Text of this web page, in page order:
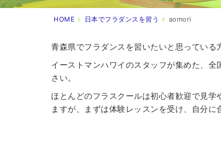
HOME 日本でフラダンスを習う aomori
青森県でフラダンスを習いたいと思っている
イーストマンハワイのスタッフが集めた、
さい。
ほとんどのフラスクールは初心者歓迎で見
ますが、まずは体験レッスンを受け、自分に